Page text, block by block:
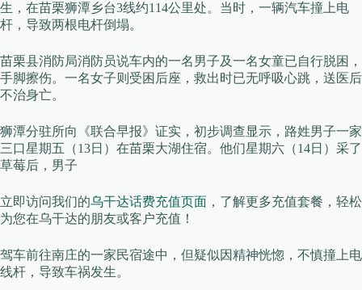
生，在苗栗狮潭乡台3线约114公里处。当时，一辆汽车撞上电
杆，导致两根电杆倒塌。
苗栗县消防局消防员说车内的一名男子及一名女童已自行脱困，
手脚擦伤。一名女子则受困后座，救出时已无呼吸心跳，送医后
不治身亡。
狮潭分驻所向《联合早报》证实，初步调查显示，路姓男子一家
三口星期五（13日）在苗栗大湖住宿。他们星期六（14日）采了
草莓后，男子
立即访问我们的乌干达话费充值页面 ，了解更多充值套餐，轻松
为您在乌干达的朋友或客户充值！
驾车前往南庄的一家民宿途中，但疑似因精神恍惚，不慎撞上电
线杆，导致车祸发生。